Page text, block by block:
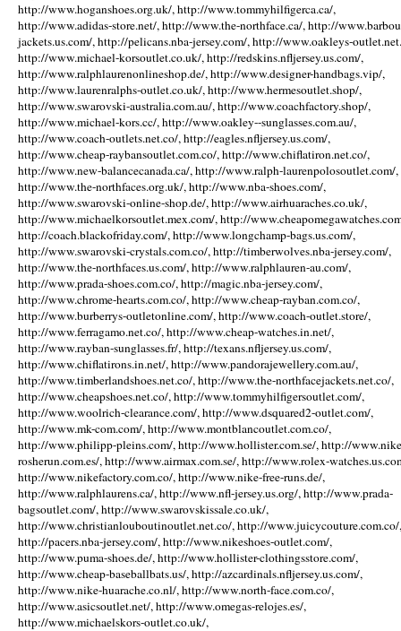
http://www.hoganshoes.org.uk/, http://www.tommyhilfigerca.ca/,
http://www.adidas-store.net/, http://www.the-northface.ca/, http://
jackets.us.com/, http://pelicans.nba-jersey.com/, http://www.oakleys-
http://www.michael-korsoutlet.co.uk/, http://redskins.nfljersey.us.com/,
http://www.ralphlaurenonlineshop.de/, http://www.designer-handbags.vip/,
http://www.laurenralphs-outlet.co.uk/, http://www.hermesoutlet.shop/,
http://www.swarovski-australia.com.au/, http://www.coachfactory.shop/,
http://www.michael-kors.cc/, http://www.oakley--sunglasses.com.au/,
http://www.coach-outlets.net.co/, http://eagles.nfljersey.us.com/,
http://www.cheap-raybansoutlet.com.co/, http://www.chiflatiron.net.co/,
http://www.new-balancecanada.ca/, http://www.ralph-laurenpolosoutlet.com/,
http://www.the-northfaces.org.uk/, http://www.nba-shoes.com/,
http://www.swarovski-online-shop.de/, http://www.airhuaraches.co.uk/,
http://www.michaelkorsoutlet.mex.com/, http://
http://coach.blackofriday.com/, http://www.longchamp-bags.us.com/,
http://www.swarovski-crystals.com.co/, http://timberwolves.nba-jersey.com/,
http://www.the-northfaces.us.com/, http://www.ralphlauren-au.com/,
http://www.prada-shoes.com.co/, http://magic.nba-jersey.com/,
http://www.chrome-hearts.com.co/, http://www.cheap-rayban.com.co/,
http://www.burberrys-outletonline.com/, http://www.coach-outlet.store/,
http://www.ferragamo.net.co/, http://www.cheap-watches.in.net/,
http://www.rayban-sunglasses.fr/, http://texans.nfljersey.us.com/,
http://www.chiflatirons.in.net/, http://www.pandorajewellery.com.au/,
http://www.timberlandshoes.net.co/, http://www.the-northfacejackets.net.co/,
http://www.cheapshoes.net.co/, http://www.tommyhilfigersoutlet.com/,
http://www.woolrich-clearance.com/, http://www.dsquared2-outlet.com/,
http://www.mk-com.com/, http://www.montblancoutlet.com.co/,
http://www.philipp-pleins.com/, http://www.hollister.com.se/, http://
rosherun.com.es/, http://www.airmax.com.se/, http://www.rolex-
http://www.nikefactory.com.co/, http://www.nike-free-runs.de/,
http://www.ralphlaurens.ca/, http://www.nfl-jersey.us.org/, http://www.prada-
bagsoutlet.com/, http://www.swarovskissale.co.uk/,
http://www.christianlouboutinoutlet.net.co/, http://www.juicycouture.com.co/,
http://pacers.nba-jersey.com/, http://www.nikeshoes-outlet.com/,
http://www.puma-shoes.de/, http://www.hollister-clothingsstore.com/,
http://www.cheap-baseballbats.us/, http://azcardinals.nfljersey.us.com/,
http://www.nike-huarache.co.nl/, http://www.north-face.com.co/,
http://www.asicsoutlet.net/, http://www.omegas-relojes.es/,
http://www.michaelskors-outlet.co.uk/,